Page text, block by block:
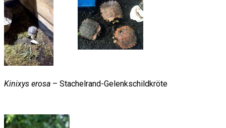
Kinixys erosa – Stachelrand-Gelenkschildkröte